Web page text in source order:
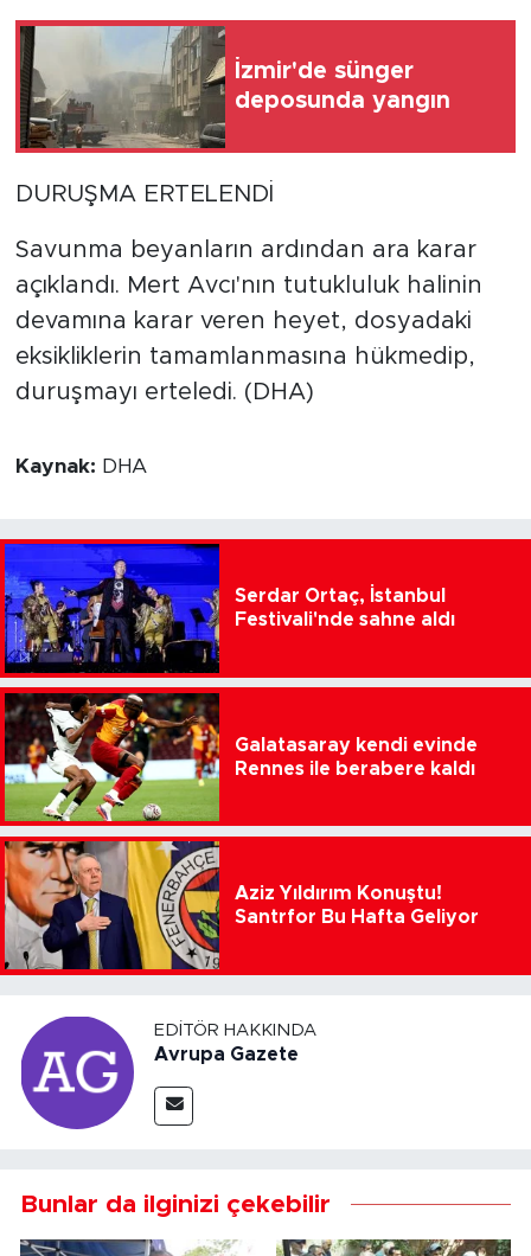
İzmir'de sünger
deposunda yangın
DURUŞMA ERTELENDİ
Savunma beyanların ardından ara karar
açıklandı. Mert Avcı'nın tutukluluk halinin
devamına karar veren heyet, dosyadaki
eksikliklerin tamamlanmasına hükmedip,
duruşmayı erteledi. (DHA)
Kaynak: DHA
Serdar Ortaç, İstanbul
Festivali'nde sahne aldı
Galatasaray kendi evinde
Rennes ile berabere kaldı
Aziz Yıldırım Konuştu!
Santrfor Bu Hafta Geliyor
EDITÖR HAKKINDA
Avrupa Gazete
Bunlar da ilginizi çekebilir